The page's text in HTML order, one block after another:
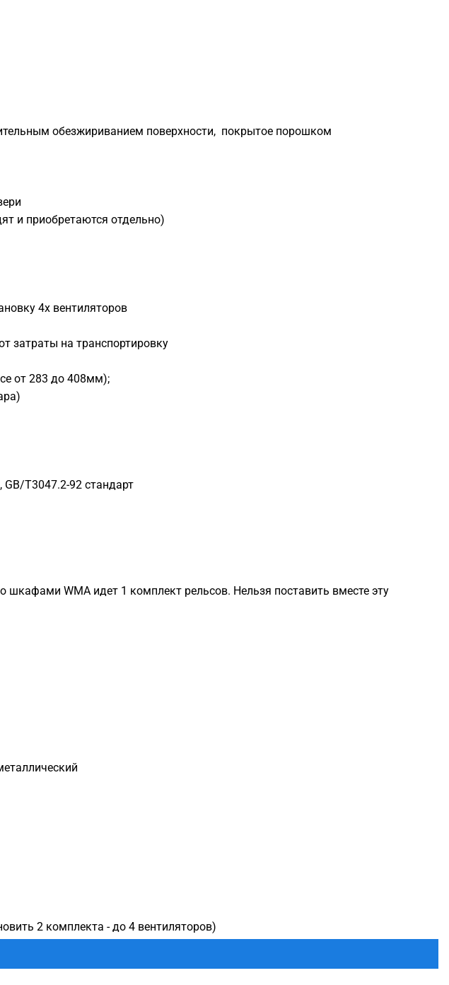
обезжириванием поверхности, покрытое порошком
и приобретаются отдельно)
4х вентиляторов
затраты на транспортировку
от 283 до 408мм);
GB/T3047.2-92 стандарт
WMA идет 1 комплект рельсов. Нельзя поставить вместе эту
2 комплекта - до 4 вентиляторов)